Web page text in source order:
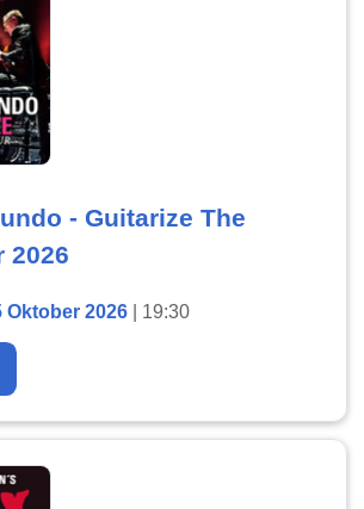
- Guitarize The
2026
Oktober 2026 | 19:30